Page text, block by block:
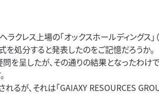
クレス上場の「オックスホールディングス」
式を処分すると発表したのをご記憶だろうか。
を呈したが、その通りの結果となったわけ
るが、それは「GAIAXY RESOURCES